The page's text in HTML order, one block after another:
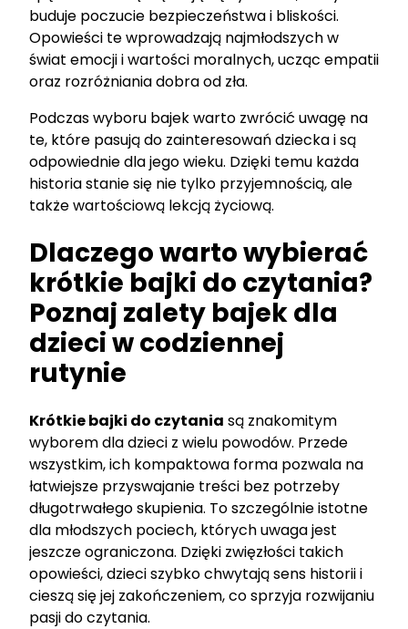
buduje poczucie bezpieczeństwa i bliskości.
Opowieści te wprowadzają najmłodszych w
świat emocji i wartości moralnych, ucząc empatii
oraz rozróżniania dobra od zła.
Podczas wyboru bajek warto zwrócić uwagę na
te, które pasują do zainteresowań dziecka i są
odpowiednie dla jego wieku. Dzięki temu każda
historia stanie się nie tylko przyjemnością, ale
także wartościową lekcją życiową.
Dlaczego warto wybierać
krótkie bajki do czytania?
Poznaj zalety bajek dla
dzieci w codziennej
rutynie
Krótkie bajki do czytania są znakomitym
wyborem dla dzieci z wielu powodów. Przede
wszystkim, ich kompaktowa forma pozwala na
łatwiejsze przyswajanie treści bez potrzeby
długotrwałego skupienia. To szczególnie istotne
dla młodszych pociech, których uwaga jest
jeszcze ograniczona. Dzięki zwięzłości takich
opowieści, dzieci szybko chwytają sens historii i
cieszą się jej zakończeniem, co sprzyja rozwijaniu
pasji do czytania.